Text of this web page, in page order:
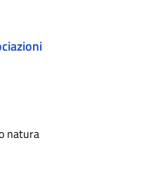
natura